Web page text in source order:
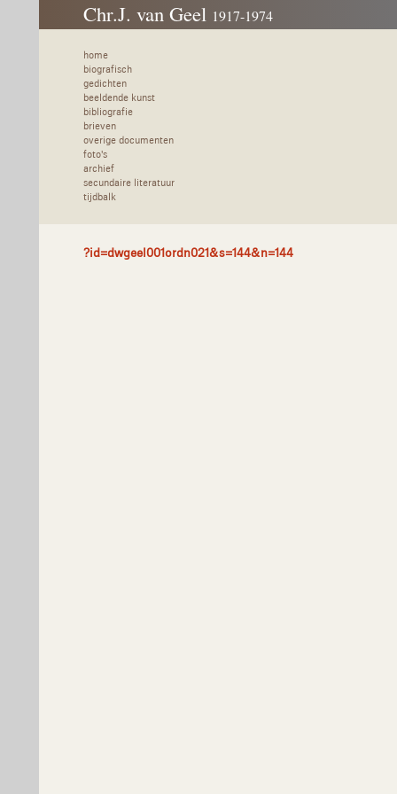
Chr.J. van Geel 1917-1974
home
biografisch
gedichten
beeldende kunst
bibliografie
brieven
overige documenten
foto's
archief
secundaire literatuur
tijdbalk
?id=dwgeel001ordn021&s=144&n=144